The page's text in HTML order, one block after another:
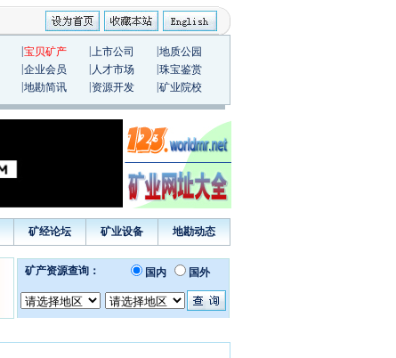
宝贝矿产 上市公司
地质公园
企业会员 人才市场
珠宝鉴赏
地勘简讯 资源开发 矿业院校
矿经论坛 矿业设备 地勘动态